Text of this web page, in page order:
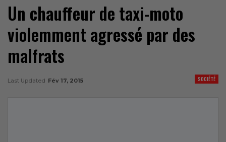
Un chauffeur de taxi-moto
violemment agressé par des
malfrats
SOCIÉTÉ
Last Updated Fév 17, 2015